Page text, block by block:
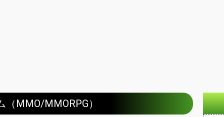
（MMO/MMORPG）